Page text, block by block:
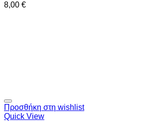
8,00 €
Προσθήκη στη wishlist
Quick View